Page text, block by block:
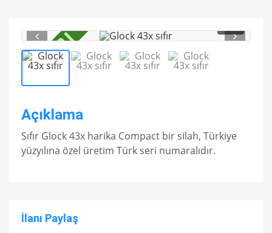
1/ 4
Açıklama
Sıfır Glock 43x harika Compact bir silah, Türkiye
yüzyılına özel üretim Türk seri numaralıdır.
İlanı Paylaş